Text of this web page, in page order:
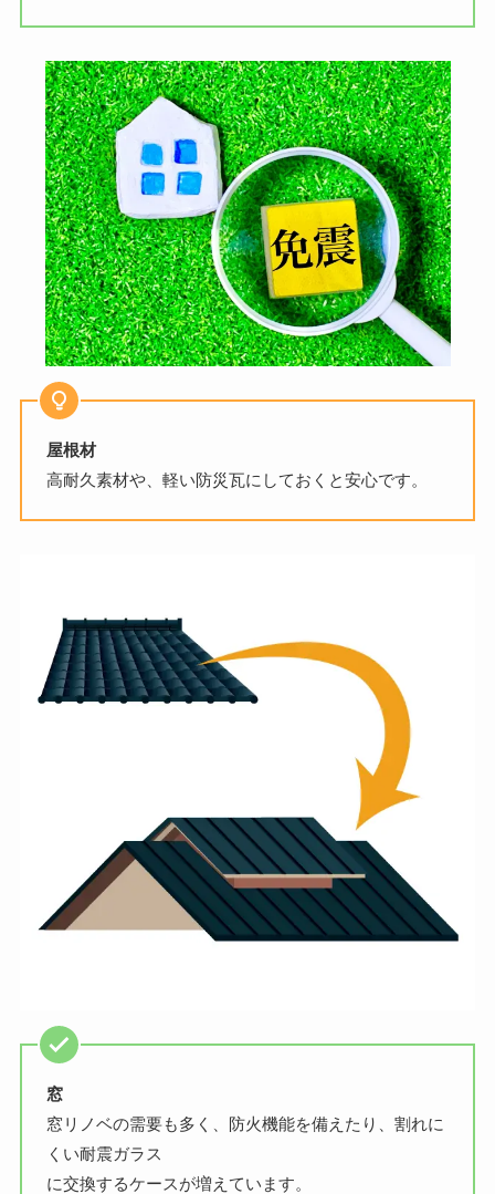
屋根材
高耐久素材や、軽い防災瓦にしておくと安心です。
窓
窓リノベの需要も多く、防火機能を備えたり、割れに
くい耐震ガラス
に交換するケースが増えています。